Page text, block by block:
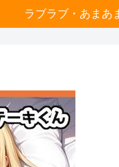
ラブラブ・あまあ